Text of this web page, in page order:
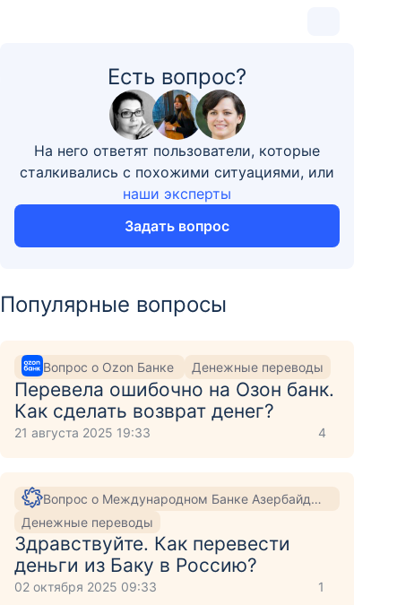
Есть вопрос?
На него ответят пользователи, которые
сталкивались с похожими ситуациями, или
наши эксперты
Задать вопрос
Популярные вопросы
Вопрос о Ozon Банке Денежные переводы
Перевела ошибочно на Озон банк.
Как сделать возврат денег?
21 августа 2025 19:33 4
Вопрос о Международном Банке Азербайджана
Денежные переводы
Здравствуйте. Как перевести
деньги из Баку в Россию?
02 октября 2025 09:33 1